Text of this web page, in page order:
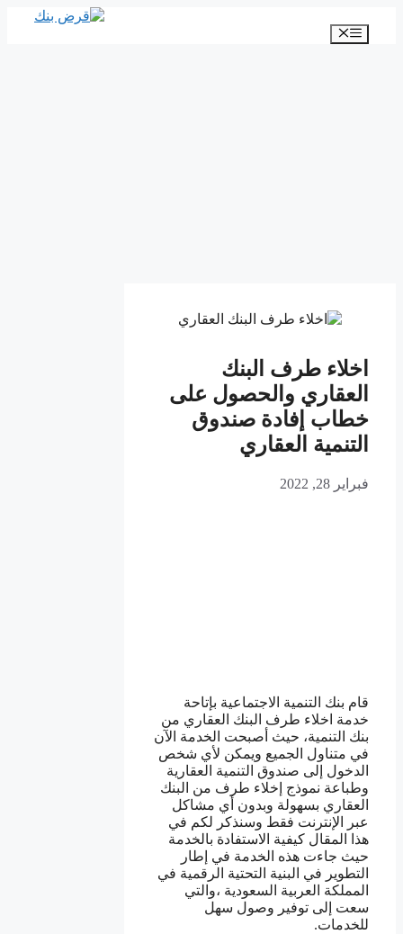
المحتوى
القائمة
اخلاء طرف البنك
العقاري والحصول على
خطاب إفادة صندوق
التنمية العقاري
فبراير 28, 2022
قام بنك التنمية الاجتماعية بإتاحة
خدمة اخلاء طرف البنك العقاري من
بنك التنمية، حيث أصبحت الخدمة الآن
في متناول الجميع ويمكن لأي شخص
الدخول إلى صندوق التنمية العقارية
وطباعة نموذج إخلاء طرف من البنك
العقاري بسهولة وبدون أي مشاكل
عبر الإنترنت فقط وسنذكر لكم في
هذا المقال كيفية الاستفادة بالخدمة
حيث جاءت هذه الخدمة في إطار
التطوير في البنية التحتية الرقمية في
المملكة العربية السعودية ،والتي
سعت إلى توفير وصول سهل
للخدمات.